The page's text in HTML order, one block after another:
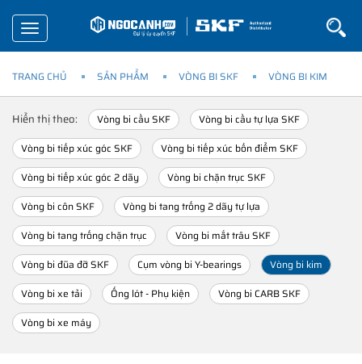
Toggle
navigation
TRANG CHỦ SẢN PHẨM VÒNG BI SKF VÒNG BI KIM
Hiển thị theo: Vòng bi cầu SKF
Vòng bi cầu tự lựa SKF
Vòng bi tiếp xúc góc SKF
Vòng bi tiếp xúc bốn điểm SKF
Vòng bi tiếp xúc góc 2 dãy
Vòng bi chặn trục SKF
Vòng bi côn SKF
Vòng bi tang trống 2 dãy tự lựa
Vòng bi tang trống chặn trục
Vòng bi mắt trâu SKF
Vòng bi đũa đỡ SKF
Cụm vòng bi Y-bearings
Vòng bi kim
Vòng bi xe tải
Ống lót - Phụ kiện
Vòng bi CARB SKF
Vòng bi xe máy